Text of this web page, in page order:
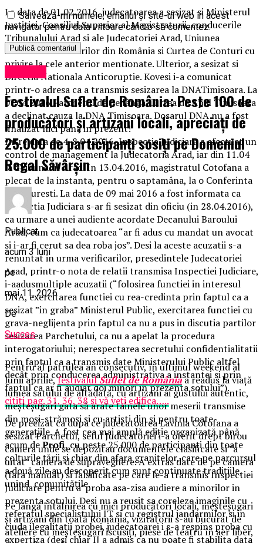
La data de 01.02.2016, judecatoarea a sesizat si Ministerul
Justitiei, Consiliul Superior al Magistraturii, conducerile
Tribunalului Arad si ale Judecatoriei Arad, Uniunea
Nationala a Barourilor din România si Curtea de Conturi cu
privire la cele anterior mentionate. Ulterior, a sesizat si
Directia Nationala Anticoruptie. Kovesi i-a comunicat
printr-o adresa ca a transmis sesizarea la DNATimisoara. La
07.04.2016 Parchetul de pe lânga Curtea de Apel Timisoara
a declinat cauza la DNA Timisoara. Dosarul DNA nu a fost
finalizat nici pana in prezent!
Intre data de 4-8.04.2016, Inspectia Judiciara a efectuat un
control de management la Judecatoria Arad, iar din 11.04
la Tribunalul Arad. In 13.04.2016, magistratul Cotofana a
plecat de la instanta, pentru o saptamâna, la o Conferinta
in Bucuresti. La data de 09 mai 2016 a fost informata ca
Inspectia Judiciara s-ar fi sesizat din oficiu (in 28.04.2016),
ca urmare a unei audiente acordate Decanului Baroului
Arad, cum ca judecatoarea “ar fi adus cu mandat un avocat
si i-ar fi cerut sa dea roba jos”. Desi la aceste acuzatii s-a
renuntat in urma verificarilor, presedintele Judecatoriei
Arad, printr-o nota de relatii transmisa Inspectiei Judiciare,
i-aadusmultiple acuzatii (“folosirea functiei in interesul
DNA, exercitarea functiei cu rea-credinta prin faptul ca a
sesizat ”in graba” Ministerul Public, exercitarea functiei cu
grava-neglijenta prin faptul ca nu a pus in discutia partilor
sesizarea Parchetului, ca nu a apelat la procedura
interogatoriului; nerespectarea secretului confidentialitatii
prin faptul ca a transmis date Ministerului Public altfel
decât prin conducerea administrativa a instantei si prin
faptul ca ar fi audiat doi minori in prezenta sotului”).
cititi pag. 31, 36, 38 și vă veți edifica…..
De precizat ca dupa ce judecatoarea Lavinia Cotofana a
sesizat Parchetul, seful Judecatoriei i-a oferit drept birou
camera unde se depozitau documentele clasificate si ”a
uitat” camera de supraveghere. A extras date de pe camera
(fara mandat) si falsificate pe care le-a transmis Inspectiei
Judiciare pentru a”proba asa-zisa audiere a minorilor in
prezenta sotului. Desi nu a reusit sa coreleze imaginile cu
referatul specialistului IT si cu registrul jandarmilor si in
ciuda ilegalitatii probei, judecatoarei i s-a respins proba cu
expertiza (desi chiar IJ a admis ca nu poate fi stabilita data
Salvează-mi numele, emailul și site-ul web în acest
navigator pentru data viitoare când o să comentez.
Festivalul Suflet de România: Peste 100 de
producători și artizani locali, apreciați de
25.000 de participanți sosiți pe Domeniul
Regal Săvârșin
Publicat
acum 3 luni
pe
mai 11, 2026
De
Succes
Pentru al patrulea an consecutiv, în ultimul weekend al
lunii aprilie,festivalulSuflet de Româniaa readus la viață
lumea satului de altădată, cu artizani ai gustului autentic,
meșteșugari gata să arate tainele unor meserii transmise
din moși-strămoși și cu artiști din și pentru toate
generațiile. A fost cea mai amplă ediție organizată până
acum deProfi, cu peste 25.000 de participanți din toate
colțurile țării și chiar din afara granițelor, care pe parcursul
a două zile au descoperit cum sunt continuate tradițiile,
unind comunitățile.
Pe lângă întâlnirea cu mici producători locali, meșteșugari
și artizani din toată România, vizitatorii s-au bucurat de
ateliere cu meșteșugari iscusiți, piese de teatru în aer liber,